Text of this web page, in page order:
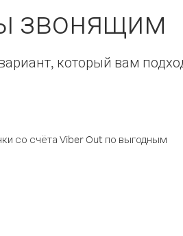
звонящим
который вам
со счёта Viber Out по выгодным